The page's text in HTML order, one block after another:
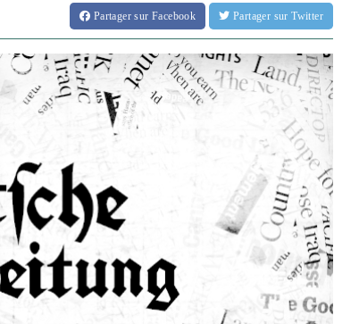
Partagersur Facebook Partager sur Twitter